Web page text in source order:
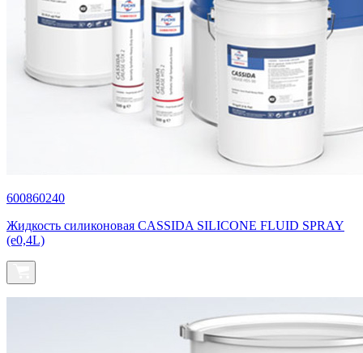
600860240
Жидкость силиконовая CASSIDA SILICONE FLUID SPRAY
(e0,4L)